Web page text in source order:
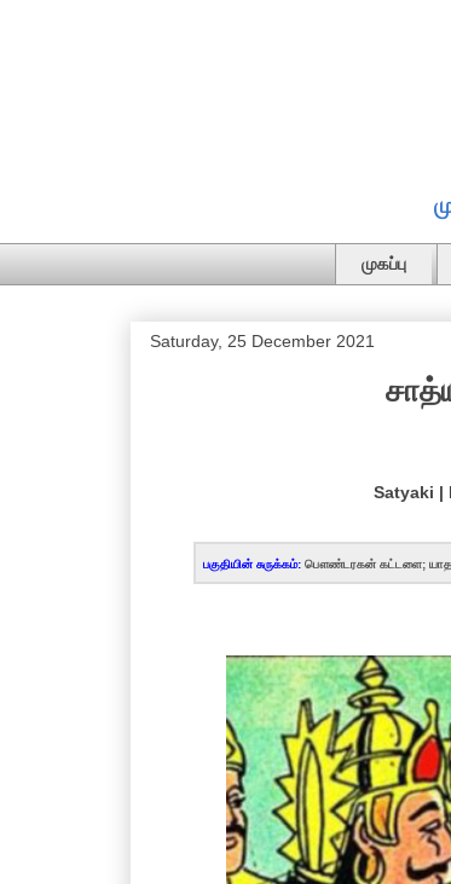
முகப்பு
Saturday, 25 December 2021
Satyaki |
பகுதியின் சுருக்கம்: பௌண்டரகன் கட்டளை;